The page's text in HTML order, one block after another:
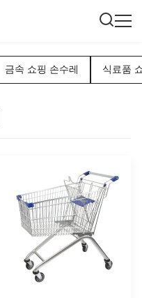
금속 쇼핑 손수레 식료품